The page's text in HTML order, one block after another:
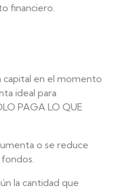
financiero.
capital en el momento
ideal para
PAGA LO QUE
o se reduce
la cantidad que